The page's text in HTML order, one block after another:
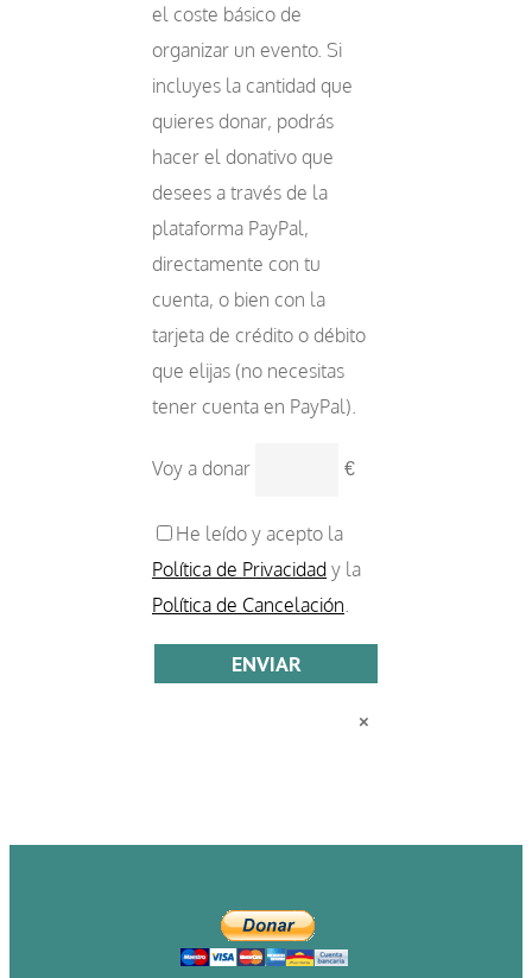
el coste básico de
organizar un evento. Si
incluyes la cantidad que
quieres donar, podrás
hacer el donativo que
desees a través de la
plataforma PayPal,
directamente con tu
cuenta, o bien con la
tarjeta de crédito o débito
que elijas (no necesitas
tener cuenta en PayPal).
Voy a donar €
He leído y acepto la
Política de Privacidad y la
Política de Cancelación
×